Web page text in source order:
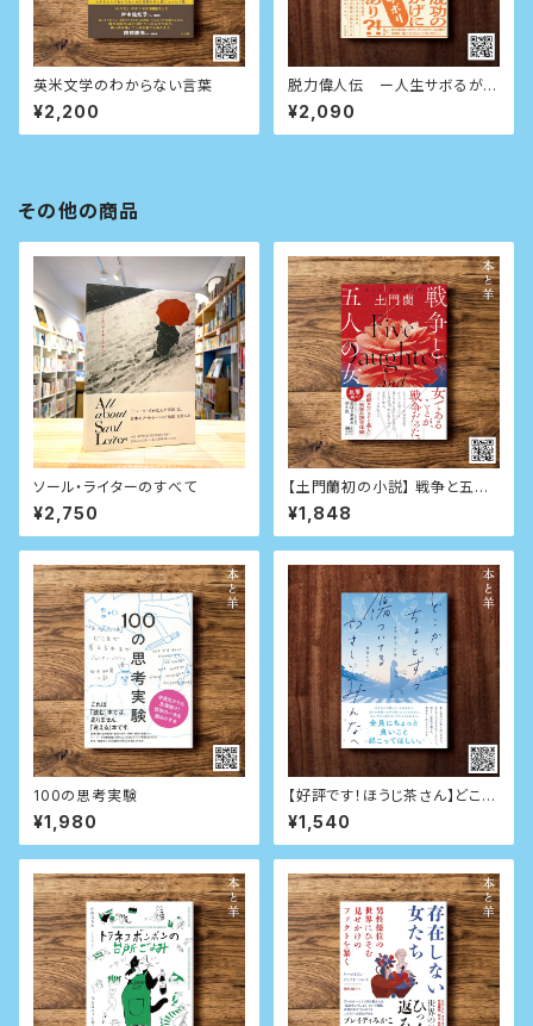
英米文学のわからない言葉
¥2,200
脱力偉人伝 ー人生サボるが勝
ちー
¥2,090
その他の商品
ソール・ライターのすべて
¥2,750
【土門蘭初の小説】 戦争と五人
の女 （河出書房新社版）
¥1,848
100の思考実験
¥1,980
【好評です！ほうじ茶さん】どこか
でちょっとずつ傷ついてるやさし
いみんなへ
¥1,540